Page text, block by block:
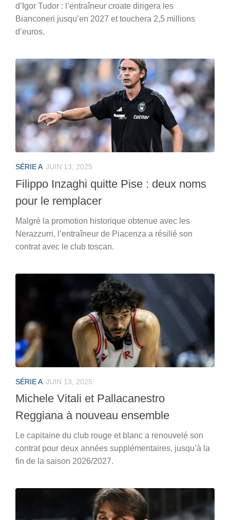
d’Igor Tudor : l’entraîneur croate dirigera les
Bianconeri jusqu’en 2027 et touchera 2,5 millions
d’euros.
SÉRIE A JUIN 13, 2025
Filippo Inzaghi quitte Pise : deux noms
pour le remplacer
Malgré la promotion historique obtenue avec les
Nerazzurri, l’entraîneur de Piacenza a résilié son
contrat avec le club toscan.
SÉRIE A JUIN 13, 2025
Michele Vitali et Pallacanestro
Reggiana à nouveau ensemble
Le capitaine du club rouge et blanc a renouvelé son
contrat pour deux années supplémentaires, jusqu’à la
fin de la saison 2026/2027.